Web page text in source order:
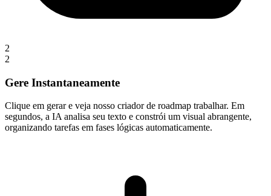
2
2
Gere Instantaneamente
Clique em gerar e veja nosso criador de roadmap trabalhar. Em
segundos, a IA analisa seu texto e constrói um visual abrangente,
organizando tarefas em fases lógicas automaticamente.